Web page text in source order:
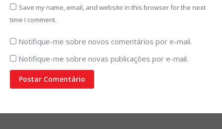
Save my name, email, and website in this browser for the next
time I comment.
Notifique-me sobre novos comentários por e-mail.
Notifique-me sobre novas publicações por e-mail.
Postar Comentário